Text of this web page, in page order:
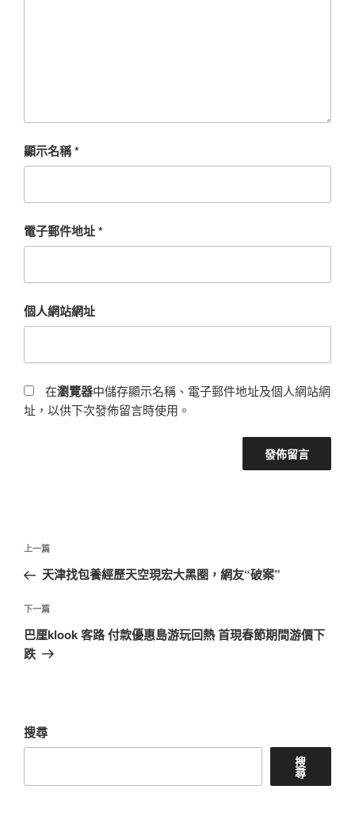
顯示名稱*
電子郵件地址*
個人網站網址
在瀏覽器中儲存顯示名稱、電子郵件地址及個人網站網
址，以供下次發佈留言時使用。
文
導
覽
上
一
文
章
上一篇
天津找包養經歷天空現宏大黑圈，網友“破案”
下
一
篇
下一篇
巴厘klook 客路 付款優惠島游玩回熱 首現春節期間游價下
跌
搜尋
搜
尋